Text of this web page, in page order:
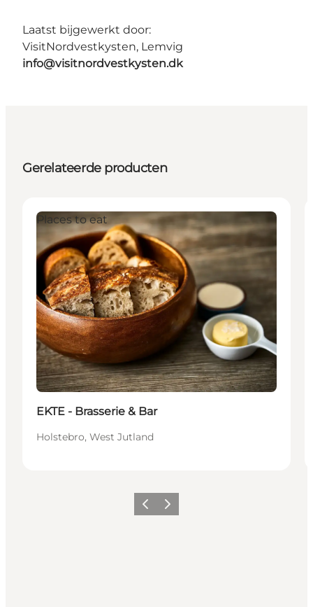
Laatst bijgewerkt door:
VisitNordvestkysten, Lemvig
info@visitnordvestkysten.dk
Gerelateerde producten
Places to eat
EKTE - Brasserie & Bar
Holstebro, West Jutland
Vorige Volgende